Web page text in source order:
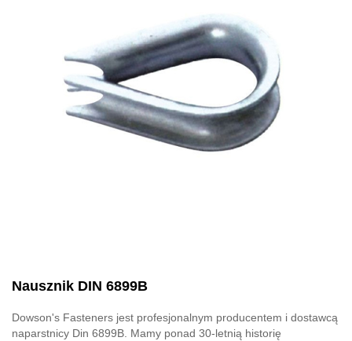
Nausznik DIN 6899B
Dowson's Fasteners jest profesjonalnym producentem i dostawcą
naparstnicy Din 6899B. Mamy ponad 30-letnią historię